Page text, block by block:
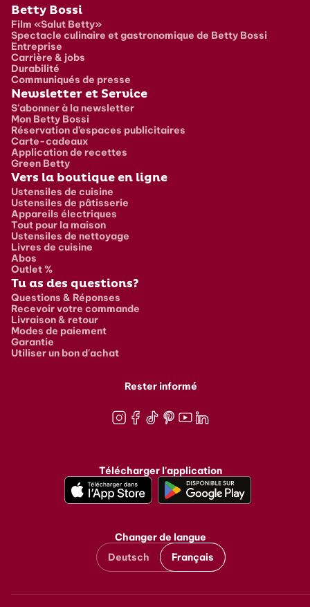
Pied de page
Betty Bossi
Film «Salut Betty»
Spectacle culinaire et gastronomique de Betty Bossi
Entreprise
Carrière & jobs
Durabilité
Communiqués de presse
Newsletter et Service
S'abonner à la newsletter
Mon Betty Bossi
Réservation d’espaces publicitaires
Carte-cadeaux
Application de recettes
Green Betty
Vers la boutique en ligne
Ustensiles de cuisine
Ustensiles de pâtisserie
Appareils électriques
Tout pour la maison
Ustensiles de nettoyage
Livres de cuisine
Abos
Outlet %
Tu as des questions?
Questions & Réponses
Recevoir votre commande
Livraison & retour
Modes de paiement
Garantie
Utiliser un bon d'achat
Rester informé
Télécharger l'application
Changer de langue
Deutsch
Français